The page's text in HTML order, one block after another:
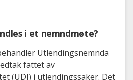
i et nemndmøte?
Utlendingsnemnda
fattet av
(UDI) i utlendingssaker. Det